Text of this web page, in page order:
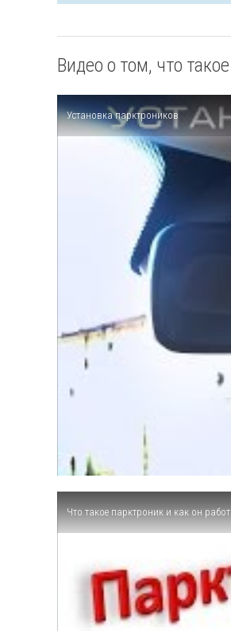
Видео о том, что
Установка парктроников
Что такое парктроник и как он